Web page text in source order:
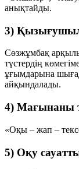
анықтайды.
3)
Сөзжұмбақ
түстердің
ұғымдарына
айқындалады.
4) Мағынаны
«Оқы – жап –
5) Оқу